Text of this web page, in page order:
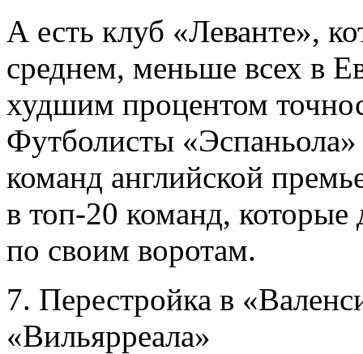
А есть клуб «Леванте»,
среднем, меньше всех в
худшим процентом
Футболисты
команд английской
в топ-20 команд,
по своим воротам.
7. Перестройка в
«Вильярреала»